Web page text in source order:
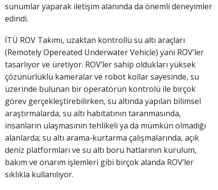
sunumlar yaparak iletişim alanında da önemli deneyimler
edindi.
İTÜ ROV Takımı, uzaktan kontrollü su altı araçları
(Remotely Opereated Underwater Vehicle) yani ROV’ler
tasarlıyor ve üretiyor. ROV’ler sahip oldukları yüksek
çözünürlüklü kameralar ve robot kollar sayesinde, su
üzerinde bulunan bir operatörün kontrolü ile birçok
görev gerçekleştirebilirken, su altında yapılan bilimsel
araştırmalarda, su altı habitatının taranmasında,
insanların ulaşmasının tehlikeli ya da mümkün olmadığı
alanlarda; su altı arama-kurtarma çalışmalarında, açık
deniz platformları ve su altı boru hatlarının kurulum,
bakım ve onarım işlemleri gibi birçok alanda ROV’ler
sıklıkla kullanılıyor.